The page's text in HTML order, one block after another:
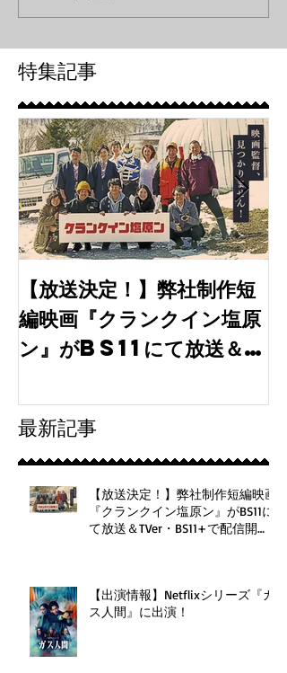
特集記事
【放送決定！】弊社制作短
編映画『クランクイン塩原
ン』がBS11にて放送＆
開始！
最新記事
【放送決定！】弊社制作短編映画
『クランクイン塩原ン』がBS11に
て放送＆TVer・BS11+で配信開
【出演情報】Netflixシリーズ『ガ
ス人間』に出演！